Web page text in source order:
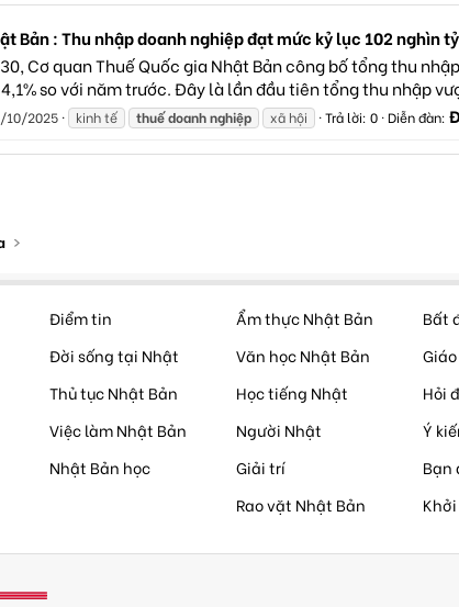
Bản : Thu nhập doanh nghiệp đạt mức kỷ lục 102 nghìn
Cơ quan Thuế Quốc gia Nhật Bản công bố tổng thu
so với năm trước. Đây là lần đầu tiên tổng thu nhập
10/2025 kinh tế thuếdoanhnghiệp xã hội Trả lời: 0 Diễn đàn:
Điểm tin
Đời sống tại Nhật
Thủ tục Nhật Bản
Việc làm Nhật Bản
Nhật Bản học
Ẩm thực Nhật Bản
Văn học Nhật Bản
Học tiếng Nhật
Người Nhật
Giải trí
Rao vặt Nhật Bản
Bất
Hỏi
Ý
Bạn